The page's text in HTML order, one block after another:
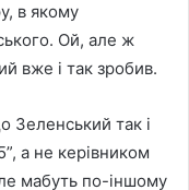
в якому
Ой, але ж
вже і так зробив.
Зеленський так і
а не керівником
мабуть по-іншому